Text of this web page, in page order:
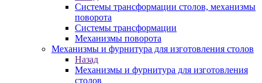
Системы трансформации столов, механизмы
поворота
Системы трансформации
Механизмы поворота
Механизмы и фурнитура для изготовления столов
Назад
Механизмы и фурнитура для изготовления
столов